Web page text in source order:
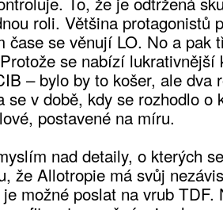
roli. Většina protagonistů
čase se věnují LO. No a pak
se nabízí lukrativnější
– bylo by to košer, ale dva
se v době, kdy se rozhodlo o
postavené na míru.
nad detaily, o kterých
že Allotropie má svůj
možné poslat na vrub TDF.